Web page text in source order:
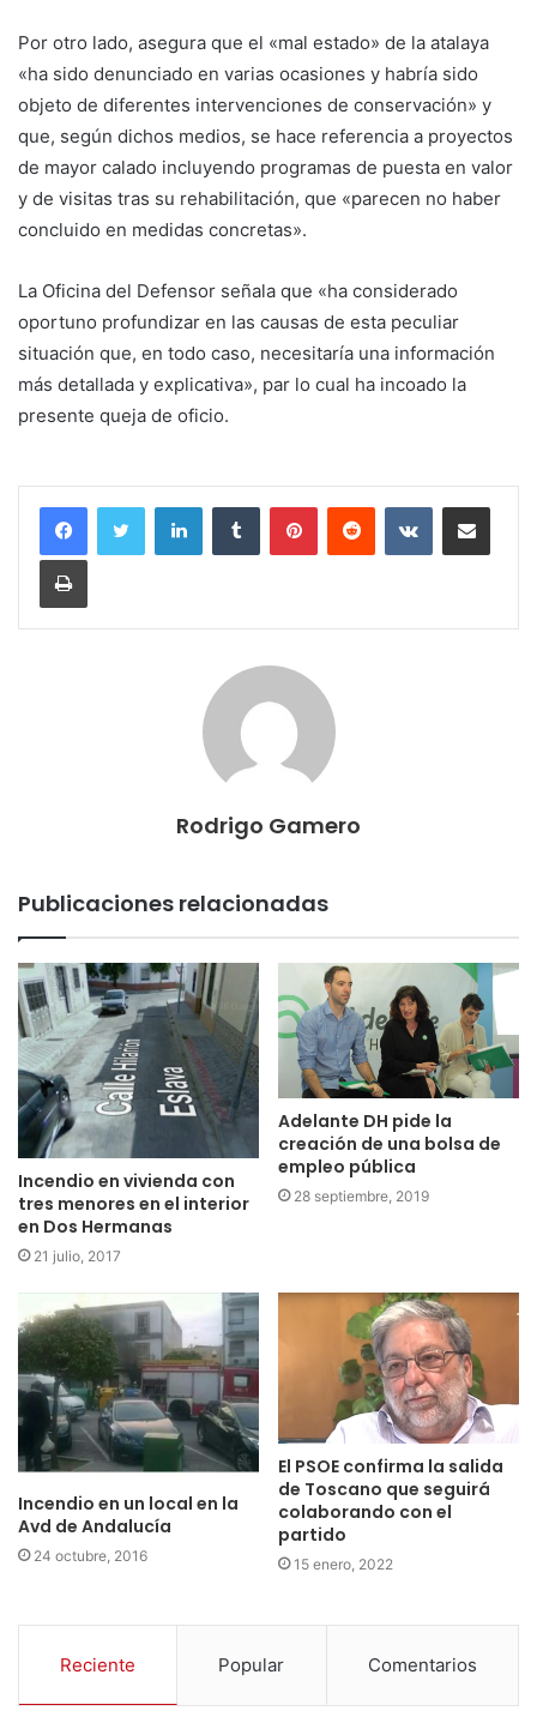
Por otro lado, asegura que el «mal estado» de la atalaya
«ha sido denunciado en varias ocasiones y habría sido
objeto de diferentes intervenciones de conservación» y
que, según dichos medios, se hace referencia a proyectos
de mayor calado incluyendo programas de puesta en valor
y de visitas tras su rehabilitación, que «parecen no haber
concluido en medidas concretas».
La Oficina del Defensor señala que «ha considerado
oportuno profundizar en las causas de esta peculiar
situación que, en todo caso, necesitaría una información
más detallada y explicativa», par lo cual ha incoado la
presente queja de oficio.
Rodrigo Gamero
Publicaciones relacionadas
Incendio en vivienda con
tres menores en el interior
en Dos Hermanas
21 julio, 2017
Adelante DH pide la
creación de una bolsa de
empleo pública
28 septiembre, 2019
Incendio en un local en la
Avd de Andalucía
24 octubre, 2016
El PSOE confirma la salida
de Toscano que seguirá
colaborando con el
partido
15 enero, 2022
Reciente Popular Comentarios